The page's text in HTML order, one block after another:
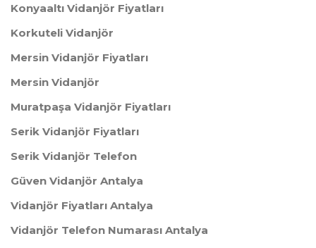
Konyaaltı Vidanjör Fiyatları
Korkuteli Vidanjör
Mersin Vidanjör Fiyatları
Mersin Vidanjör
Muratpaşa Vidanjör Fiyatları
Serik Vidanjör Fiyatları
Serik Vidanjör Telefon
Güven Vidanjör Antalya
Vidanjör Fiyatları Antalya
Vidanjör Telefon Numarası Antalya